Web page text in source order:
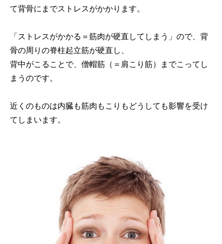
て背骨にまでストレスがかかります。
「ストレスがかかる＝筋肉が硬直してしまう」ので、背
骨の周りの脊柱起立筋が硬直し、
背中がこることで、僧帽筋（＝肩こり筋）までこってし
まうのです。
近くのものは内臓も筋肉もこりもどうしても影響を受け
てしまいます。